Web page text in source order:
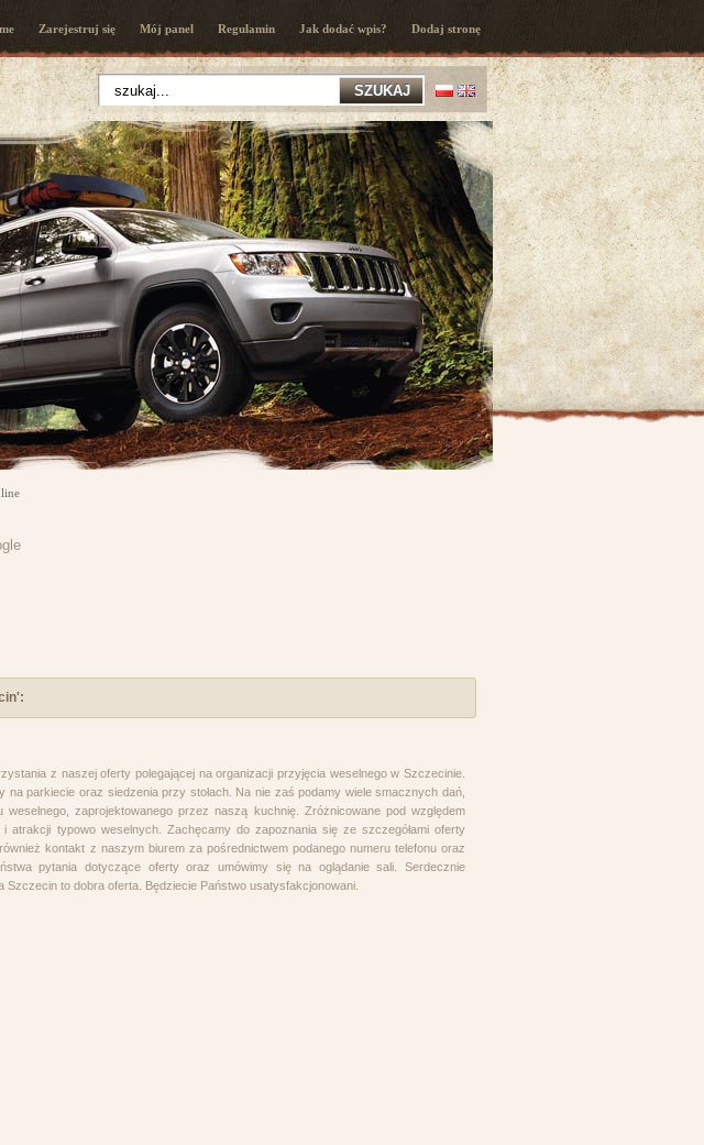
Zarejestruj się Mój panel Regulamin Jak dodać wpis? Dodaj stronę
z naszej oferty polegającej na organizacji przyjęcia weselnego w Szczecinie.
parkiecie oraz siedzenia przy stołach. Na nie zaś podamy wiele smacznych dań,
zaprojektowanego przez naszą kuchnię. Zróżnicowane pod względem
atrakcji typowo weselnych. Zachęcamy do zapoznania się ze szczegółami oferty
kontakt z naszym biurem za pośrednictwem podanego numeru telefonu oraz
pytania dotyczące oferty oraz umówimy się na oglądanie sali. Serdecznie
to dobra oferta. Będziecie Państwo usatysfakcjonowani.